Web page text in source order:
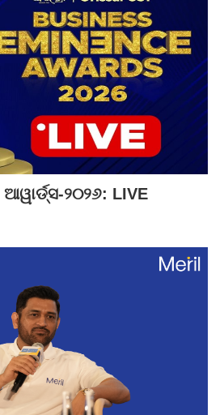
୨୦୨୬: LIVE